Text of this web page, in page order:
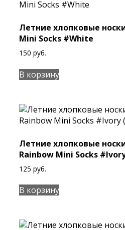
Летние хлопковые
Mini Socks #White
150 руб.
В корзину
Летние хлопковые
Rainbow Mini Socks
125 руб.
В корзину